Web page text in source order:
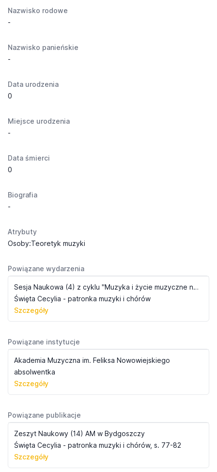
Nazwisko rodowe
-
Nazwisko panieńskie
-
Data urodzenia
0
Miejsce urodzenia
-
Data śmierci
0
Biografia
-
Atrybuty
Osoby:Teoretyk muzyki
Powiązane wydarzenia
Sesja Naukowa (4) z cyklu "Muzyka i życie muzyczne na Pomorzu i Kujawach" - Śpiewactwo polskie na Ziemi Bydgoskiej
Święta Cecylia - patronka muzyki i chórów
Szczegóły
Powiązane instytucje
Akademia Muzyczna im. Feliksa Nowowiejskiego
absolwentka
Szczegóły
Powiązane publikacje
Zeszyt Naukowy (14) AM w Bydgoszczy
Święta Cecylia - patronka muzyki i chórów, s. 77-82
Szczegóły